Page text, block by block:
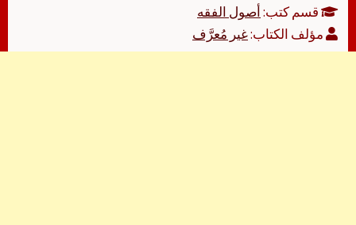
قسم كتب:أصول الفقه
مؤلف الكتاب:غير مُعرَّف